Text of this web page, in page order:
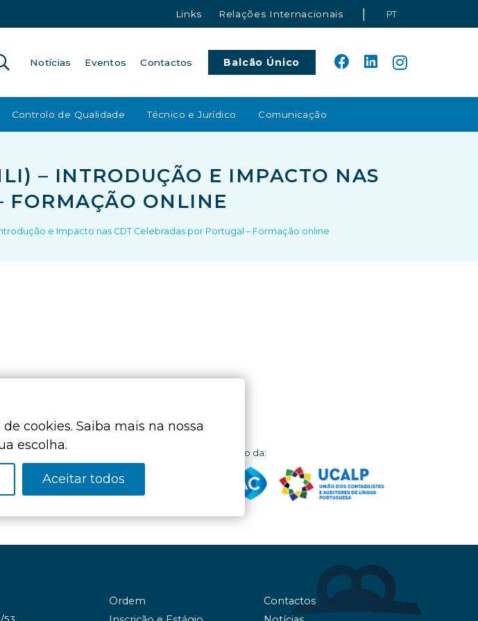
Links Relações Internacionais | PT
Notícias Eventos Contactos Balcão Único
Controlo de Qualidade Técnico e Jurídico Comunicação
– INTRODUÇÃO E IMPACTO NAS
FORMAÇÃO ONLINE
e Impacto nas CDT Celebradas por Portugal – Formação online
Membro da:
Ordem
Contactos
cookies. Saiba mais na nossa
escolha.
Aceitar todos